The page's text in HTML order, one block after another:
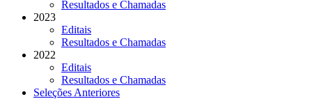
Resultados e Chamadas
2023
Editais
Resultados e Chamadas
2022
Editais
Resultados e Chamadas
Seleções Anteriores